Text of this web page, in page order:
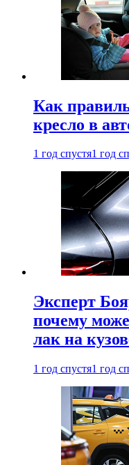
Как
кресло в
1 год спустя1 год
Эксперт
почему
лак на
1 год спустя1 год